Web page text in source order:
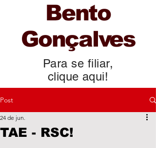
Bento
Gonçalves
Para se filiar,
clique aqui!
Post
TAE - RSC!
24 de jun.